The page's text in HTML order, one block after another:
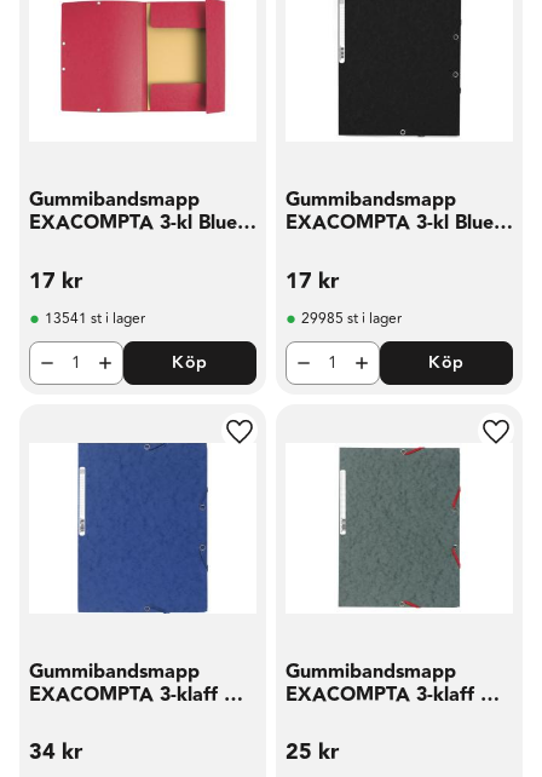
Gummibandsmapp
EXACOMPTA 3-kl Blue
17 kr
13541 st i lager
Köp
Gummibandsmapp
EXACOMPTA 3-kl Blue
17 kr
29985 st i lager
Köp
Gummibandsmapp
EXACOMPTA 3-klaff A4
34 kr
Lägg till i favoriter
Gummibandsmapp
EXACOMPTA 3-klaff A4
25 kr